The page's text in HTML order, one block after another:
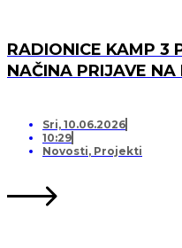
RADIONICE KAMP 3
NAČINA PRIJAVE NA
Sri, 10.06.2026
10:29
Novosti, Projekti